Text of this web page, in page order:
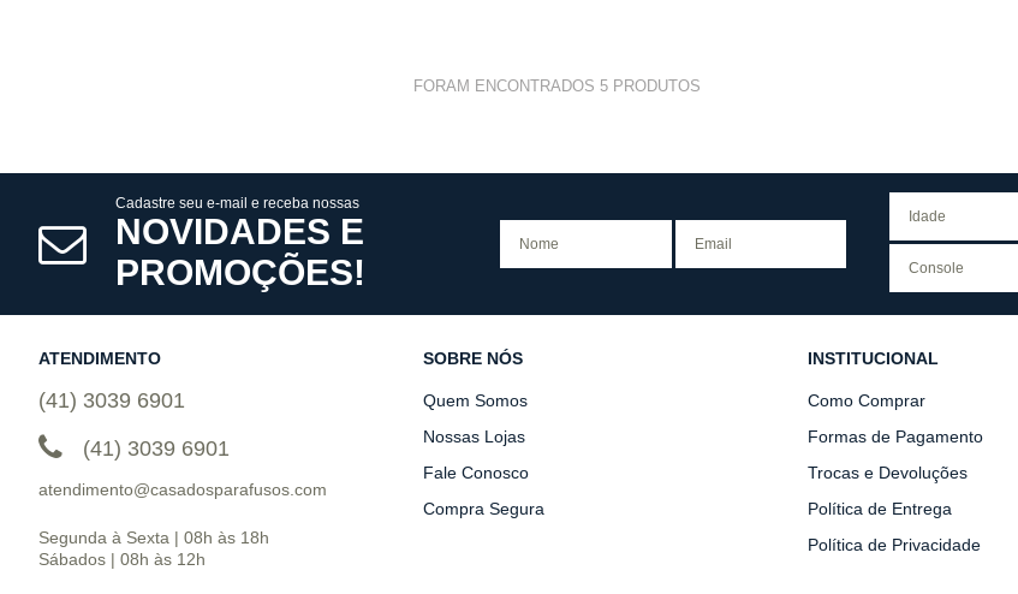
FORAM ENCONTRADOS 5PRODUTOS
Cadastre seu e-mail e receba nossas
NOVIDADES E
PROMOÇÕES!
ATENDIMENTO
(41) 3039 6901
(41) 3039 6901
atendimento@casadosparafusos.com
Segunda à Sexta | 08h às 18h
Sábados | 08h às 12h
SOBRE NÓS
Quem Somos
Nossas Lojas
Fale Conosco
Compra Segura
INSTITUCIONAL
Como Comprar
Formas de Pagamento
Trocas e Devoluções
Política de Entrega
Política de Privacidade